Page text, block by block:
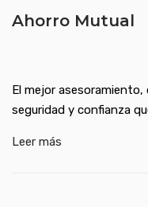
Ahorro Mutual
El mejor
seguridad y confianza
Leer más